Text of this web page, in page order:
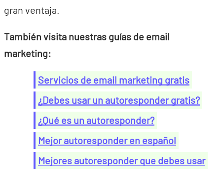
gran ventaja.
También visita nuestras guías de email
marketing:
Servicios de email marketing gratis
¿Debes usar un autoresponder gratis?
¿Qué es un autoresponder?
Mejor autoresponder en español
Mejores autoresponder que debes usar